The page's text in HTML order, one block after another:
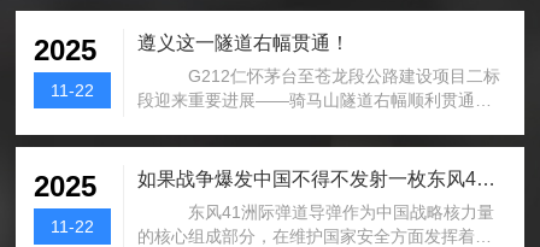
2025
11-22
遵义这一隧道右幅贯通！
G212仁怀茅台至苍龙段公路建设项目二标
段迎来重要进展——骑马山隧道右幅顺利贯通！
2025
11-22
如果战争爆发中国不得不发射一枚东风41到
东风41洲际弹道导弹作为中国战略核力量
的核心组成部分，在维护国家安全方面发挥着不